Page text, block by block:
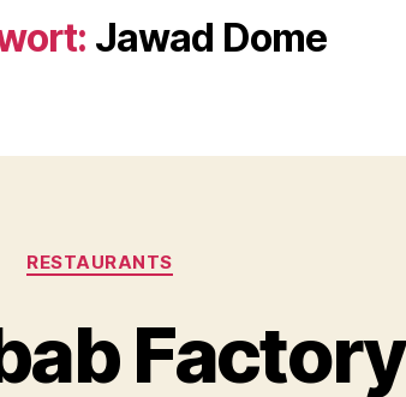
Jawad Dome
Kategorien
RESTAURANTS